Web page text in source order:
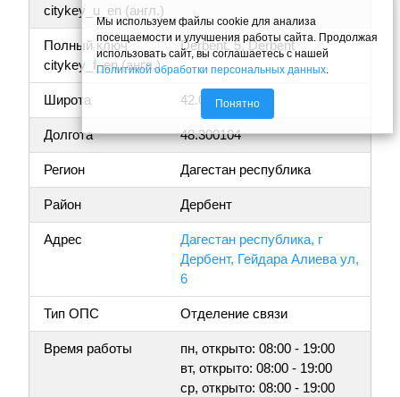
citykey_u_en (англ.)
Полный ключ
citykey_f_en (англ.)
Derbent, 5, Derbent
Широта 42.065863
Долгота 48.300104
Регион Дагестан республика
Район Дербент
Адрес
Дагестан республика, г
Дербент, Гейдара Алиева ул,
6
Тип ОПС Отделение связи
Время работы
пн, открыто: 08:00 - 19:00
вт, открыто: 08:00 - 19:00
ср, открыто: 08:00 - 19:00
Мы используем файлы cookie для анализа
посещаемости и улучшения работы сайта. Продолжая
использовать сайт, вы соглашаетесь с нашей
Политикой обработки персональных данных.
Понятно